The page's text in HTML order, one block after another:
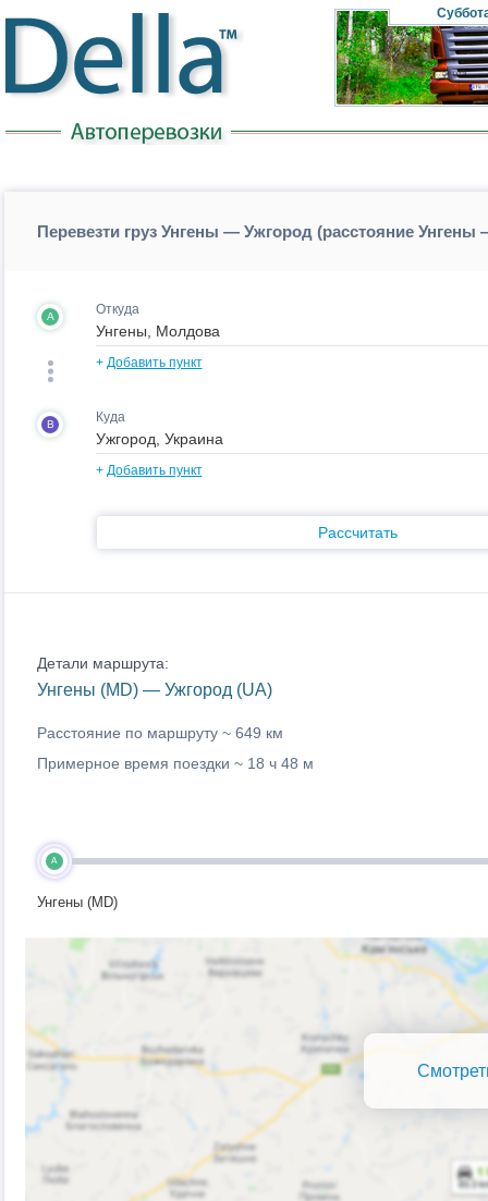
Перевезти груз Унгены — Ужгород (расстояние Унгены
A Откуда
+ Добавить пункт
B Куда
+ Добавить пункт
Рассчитать
Детали маршрута:
Унгены (MD) — Ужгород (UA)
Расстояние по маршруту ~ 649 км
Примерное время поездки ~ 18 ч 48 м
A
Унгены (MD)